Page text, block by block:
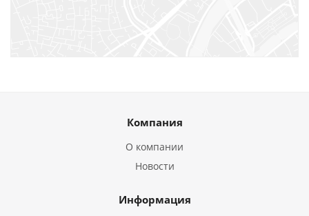
Компания
О компании
Новости
Информация